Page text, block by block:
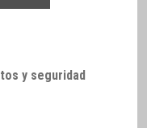
y seguridad